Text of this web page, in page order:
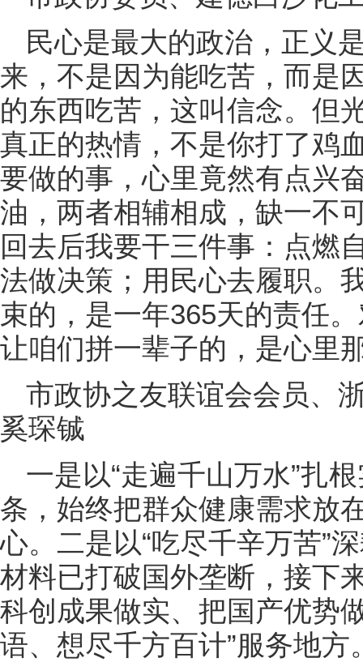
民心是最大的政治，正义
来，不是因为能吃苦，而
的东西吃苦，这叫信念。但
真正的热情，不是你打了鸡
要做的事，心里竟然有点兴
油，两者相辅相成，缺一不
回去后我要干三件事：点燃
法做决策；用民心去履职。
束的，是一年365天的责任
让咱们拼一辈子的，是心里
市政协之友联谊会会员、
奚琛铖
一是以“走遍千山万水”扎
条，始终把群众健康需求放
心。二是以“吃尽千辛万苦”
材料已打破国外垄断，接下
科创成果做实、把国产优势
语、想尽千方百计”服务地